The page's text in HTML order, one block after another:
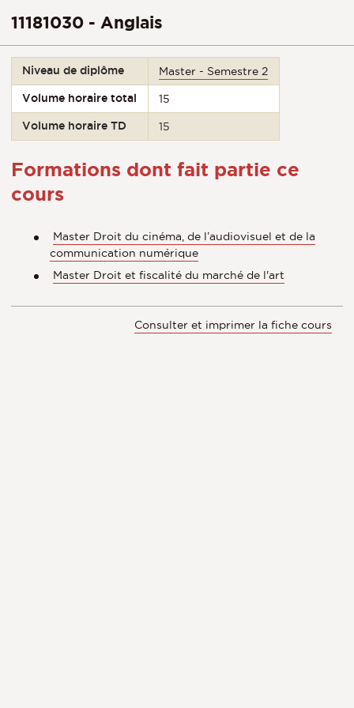
11181030 - Anglais
Niveau de diplôme Master - Semestre 2
Volume horaire total 15
Volume horaire TD 15
Formations dont fait partie ce
cours
Master Droit du cinéma, de l’audiovisuel et de la
communication numérique
Master Droit et fiscalité du marché de l'art
Consulter et imprimer la fiche cours